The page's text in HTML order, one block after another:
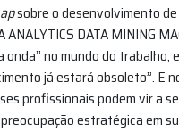
sobre o desenvolvimento
DATA MINING
no mundo do trabalho,
já estará obsoleto”. E
profissionais podem vir a
estratégica em